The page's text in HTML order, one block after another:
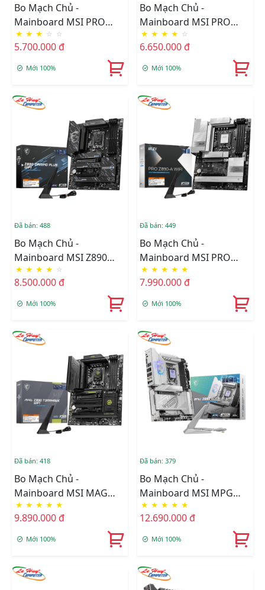
Bo Mạch Chủ -
Mainboard MSI PRO
Z890-S WIFI DDR5
★ ★ ★ ☆ ☆
5.700.000 đ
Mới 100%
Bo Mạch Chủ -
Mainboard MSI PRO
Z890-P WIFI DDR5
★ ★ ★ ★ ☆
6.650.000 đ
Mới 100%
Đã bán: 488
Bo Mạch Chủ -
Mainboard MSI Z890
GAMING PLUS WIFI
DDR5
★ ★ ★ ★ ☆
8.500.000 đ
Mới 100%
Đã bán: 449
Bo Mạch Chủ -
Mainboard MSI PRO
Z890-A WIFI DDR5
★ ★ ★ ★ ★
7.990.000 đ
Mới 100%
Đã bán: 418
Bo Mạch Chủ -
Mainboard MSI MAG
Z890 TOMAHAWK WIFI
DDR5
★ ★ ★ ★ ★
9.890.000 đ
Mới 100%
Đã bán: 379
Bo Mạch Chủ -
Mainboard MSI MPG
Z890 EDGE TI WIFI DDR5
★ ★ ★ ★ ★
12.690.000 đ
Mới 100%